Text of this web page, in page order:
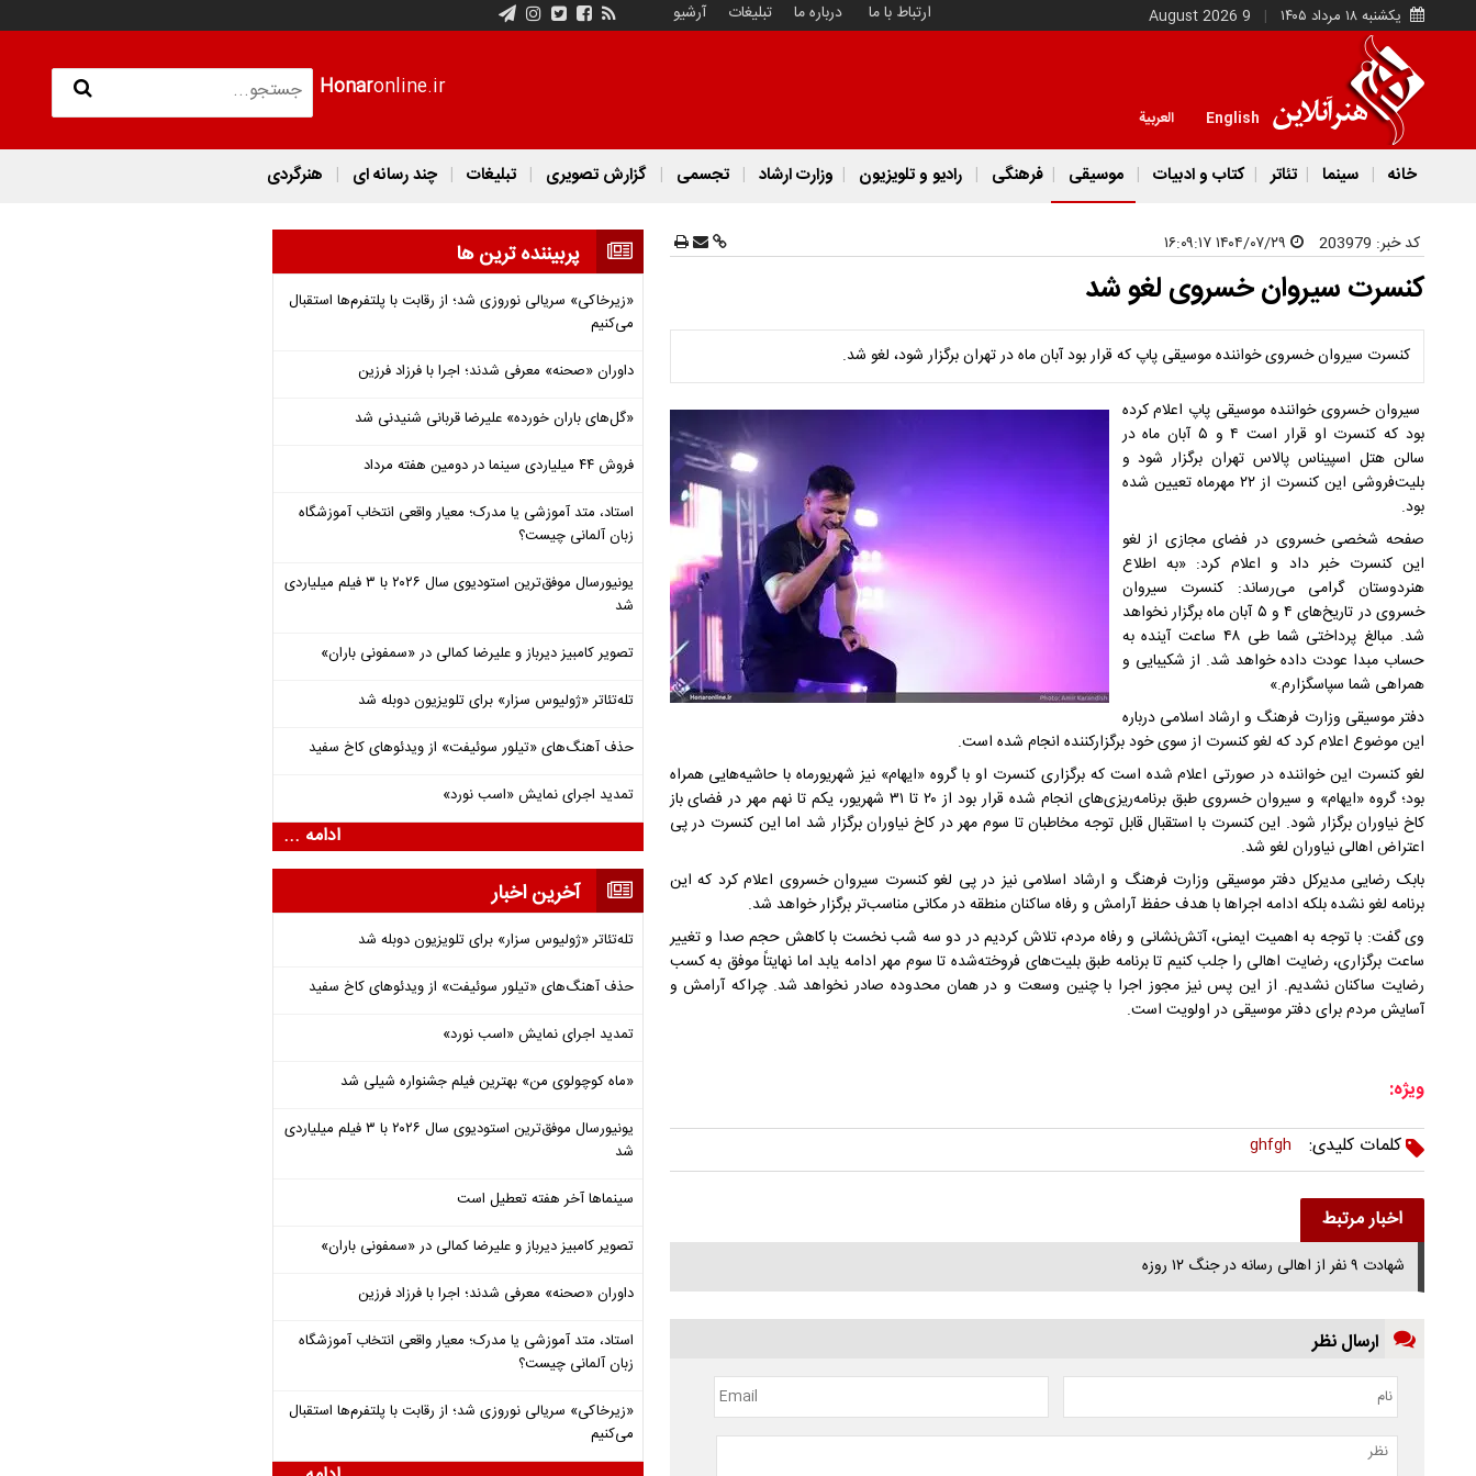
یکشنبه ۱۸ مرداد ۱۴۰۵ 9 August 2026 ارتباط با ما درباره ما تبلیغات آرشیو
Honaronline.ir
English العربية
خانه سینما تئاتر کتاب و ادبیات موسیقی فرهنگی رادیو و تلویزیون وزارت ارشاد تجسمی گزارش تصویری تبلیغات چند رسانه ای هنرگردی
کد خبر: 203979
کنسرت سیروان خسروی لغو شد
کنسرت سیروان خسروی خواننده موسیقی پاپ که قرار بود آبان ماه در تهران برگزار شود، لغو شد.
سیروان خسروی خواننده موسیقی پاپ اعلام کرده
بود که کنسرت او قرار است ۴ و ۵ آبان ماه در
سالن هتل اسپیناس پالاس تهران برگزار شود و
بلیت‌فروشی این کنسرت از ۲۲ مهرماه تعیین شده
بود.
صفحه شخصی خسروی در فضای مجازی از لغو
این کنسرت خبر داد و اعلام کرد: «به اطلاع
هنردوستان گرامی می‌رساند: کنسرت سیروان
خسروی در تاریخ‌های ۴ و ۵ آبان ماه برگزار نخواهد
شد. مبالغ پرداختی شما طی ۴۸ ساعت آینده به
حساب مبدا عودت داده خواهد شد. از شکیبایی و
همراهی شما سپاسگزارم.»
دفتر موسیقی وزارت فرهنگ و ارشاد اسلامی درباره
این موضوع اعلام کرد که لغو کنسرت از سوی خود برگزارکننده انجام شده است.
لغو کنسرت این خواننده در صورتی اعلام شده است که برگزاری کنسرت او با گروه «ایهام» نیز شهریورماه با حاشیه‌هایی همراه
بود؛ گروه «ایهام» و سیروان خسروی طبق برنامه‌ریزی‌های انجام شده قرار بود از ۲۰ تا ۳۱ شهریور، یکم تا نهم مهر در فضای باز
کاخ نیاوران برگزار شود. این کنسرت با استقبال قابل توجه مخاطبان تا سوم مهر در کاخ نیاوران برگزار شد اما این کنسرت در پی
اعتراض اهالی نیاوران لغو شد.
بابک رضایی مدیرکل دفتر موسیقی وزارت فرهنگ و ارشاد اسلامی نیز در پی لغو کنسرت سیروان خسروی اعلام کرد که این
برنامه لغو نشده بلکه ادامه اجراها با هدف حفظ آرامش و رفاه ساکنان منطقه در مکانی مناسب‌تر برگزار خواهد شد.
وی گفت: با توجه به اهمیت ایمنی، آتش‌نشانی و رفاه مردم، تلاش کردیم در دو سه شب نخست با کاهش حجم صدا و تغییر
ساعت برگزاری، رضایت اهالی را جلب کنیم تا برنامه طبق بلیت‌های فروخته‌شده تا سوم مهر ادامه یابد اما نهایتاً موفق به کسب
رضایت ساکنان نشدیم. از این پس نیز مجوز اجرا با چنین وسعت و در همان محدوده صادر نخواهد شد. چراکه آرامش و
آسایش مردم برای دفتر موسیقی در اولویت است.
ویژه:
کلمات کلیدی:
ghfgh
اخبار مرتبط
شهادت ۹ نفر از اهالی رسانه در جنگ ۱۲ روزه
ارسال نظر
پربیننده ترین ها
«زیرخاکی» سریالی نوروزی شد؛ از رقابت با پلتفرم‌ها استقبال
می‌کنیم
داوران «صحنه» معرفی شدند؛ اجرا با فرزاد فرزین
«گل‌های باران خورده» علیرضا قربانی شنیدنی شد
فروش ۴۴ میلیاردی سینما در دومین هفته‌ مرداد
استاد، متد آموزشی یا مدرک؛ معیار واقعی انتخاب آموزشگاه
زبان آلمانی چیست؟
یونیورسال موفق‌ترین استودیوی سال ۲۰۲۶ با ۳ فیلم میلیاردی
شد
تصویر کامبیز دیرباز و علیرضا کمالی در «سمفونی باران»
تله‌تئاتر «ژولیوس سزار» برای تلویزیون دوبله شد
حذف آهنگ‌های «تیلور سوئیفت» از ویدئوهای کاخ سفید
تمدید اجرای نمایش «اسب نورد»
ادامه ...
آخرین اخبار
تله‌تئاتر «ژولیوس سزار» برای تلویزیون دوبله شد
حذف آهنگ‌های «تیلور سوئیفت» از ویدئوهای کاخ سفید
تمدید اجرای نمایش «اسب نورد»
«ماه کوچولوی من» بهترین فیلم جشنواره شیلی شد
یونیورسال موفق‌ترین استودیوی سال ۲۰۲۶ با ۳ فیلم میلیاردی
شد
سینماها آخر هفته تعطیل است
تصویر کامبیز دیرباز و علیرضا کمالی در «سمفونی باران»
داوران «صحنه» معرفی شدند؛ اجرا با فرزاد فرزین
استاد، متد آموزشی یا مدرک؛ معیار واقعی انتخاب آموزشگاه
زبان آلمانی چیست؟
«زیرخاکی» سریالی نوروزی شد؛ از رقابت با پلتفرم‌ها استقبال
می‌کنیم